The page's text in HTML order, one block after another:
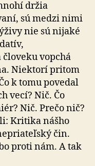
držia
sú medzi nimi
nie sú nijaké
človeku vopchá
Nie­ktorí pritom
k tomu povedal
vecí? Nič. Čo
Nič. Prečo nič?
Kritika nášho
čin.
proti nám. A tak